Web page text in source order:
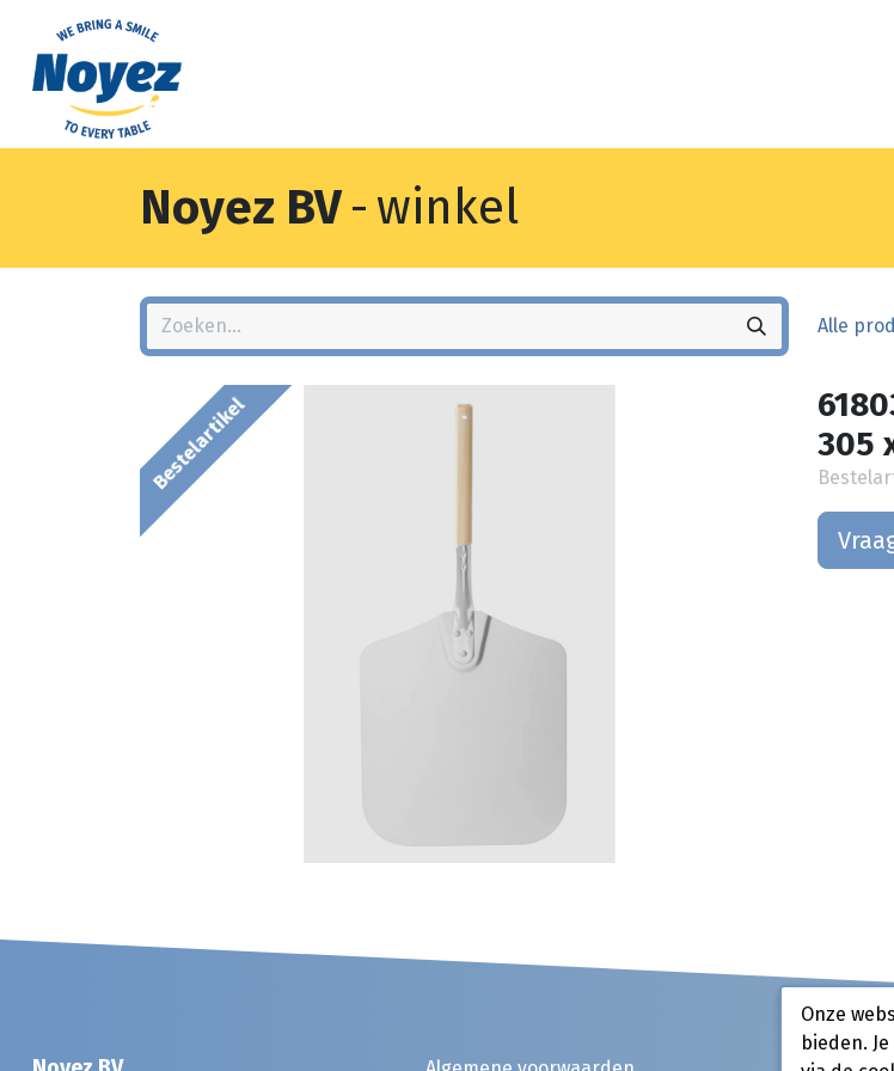
Noyez BV- winkel
Alle
Bestelartikel
305
Onze
bieden.